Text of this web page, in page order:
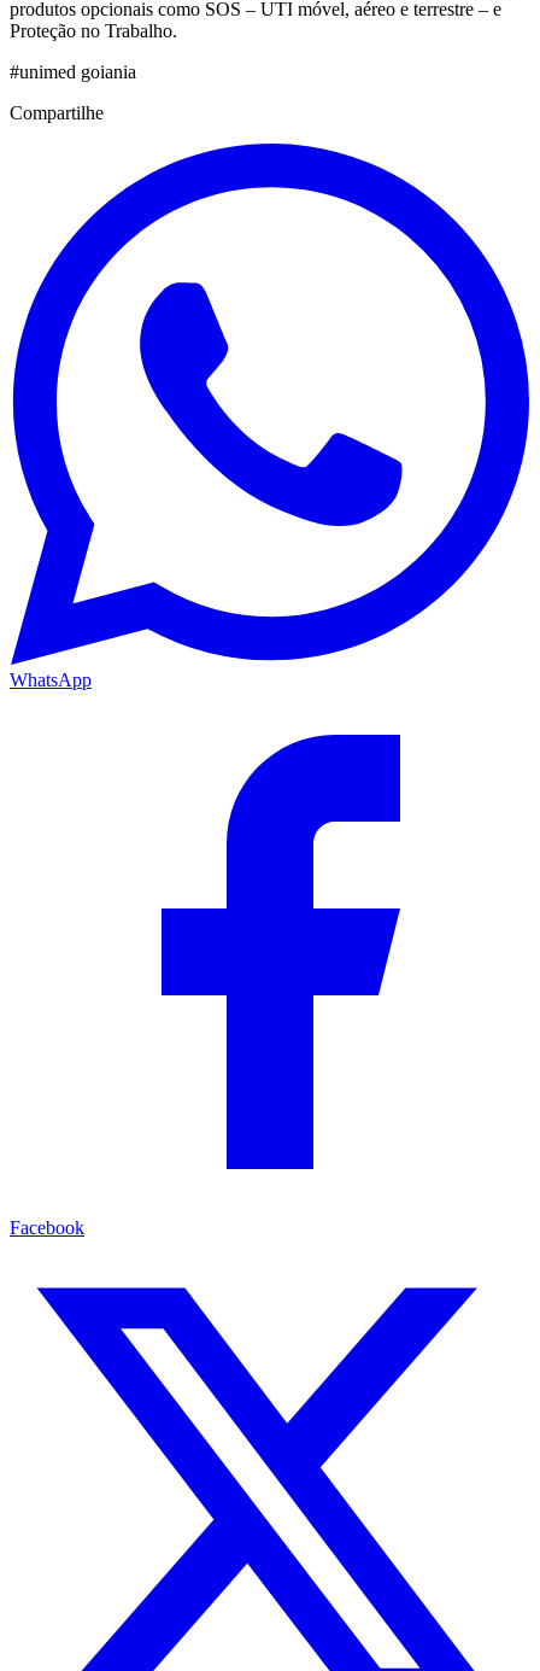
produtos opcionais como SOS – UTI móvel, aéreo e terrestre – e
Proteção no Trabalho.
#unimed goiania
Compartilhe
WhatsApp
Facebook